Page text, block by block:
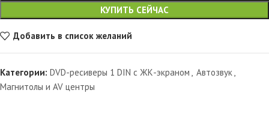
КУПИТЬ СЕЙЧАС
Добавить в список желаний
Категории: DVD-ресиверы 1 DIN с ЖК-экраном Автозвук
Магнитолы и AV центры